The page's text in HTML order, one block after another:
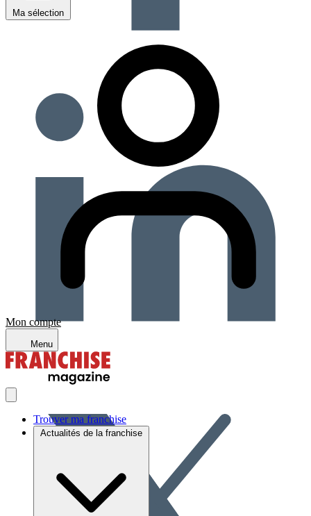
Ma sélection
Mon compte
Menu
Trouver ma franchise
Actualités de la franchise